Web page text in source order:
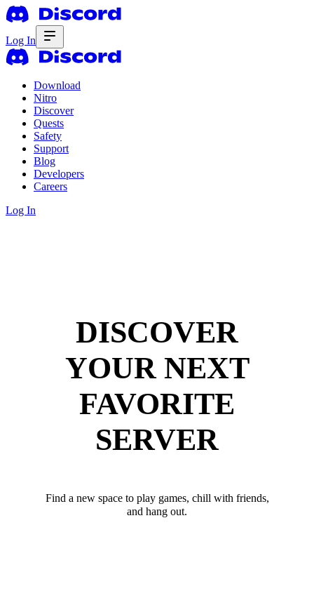
Log In
Download
Nitro
Discover
Quests
Safety
Support
Blog
Developers
Careers
Log In
DISCOVER
YOUR NEXT
FAVORITE
SERVER
Find a new space to play games, chill with friends,
and hang out.